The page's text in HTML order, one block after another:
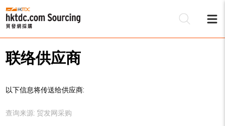
联络供应商
以下信息将传送给供应商:
查询来源: 贸发网采购